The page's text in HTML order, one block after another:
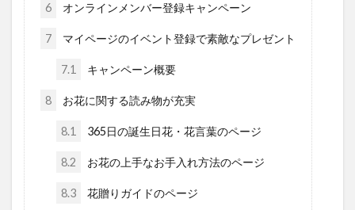
6 オンラインメンバー登録キャンペーン
7 マイページのイベント登録で素敵なプレゼント
7.1 キャンペーン概要
8 お花に関する読み物が充実
8.1 365日の誕生日花・花言葉のページ
8.2 お花の上手なお手入れ方法のページ
8.3 花贈りガイドのページ